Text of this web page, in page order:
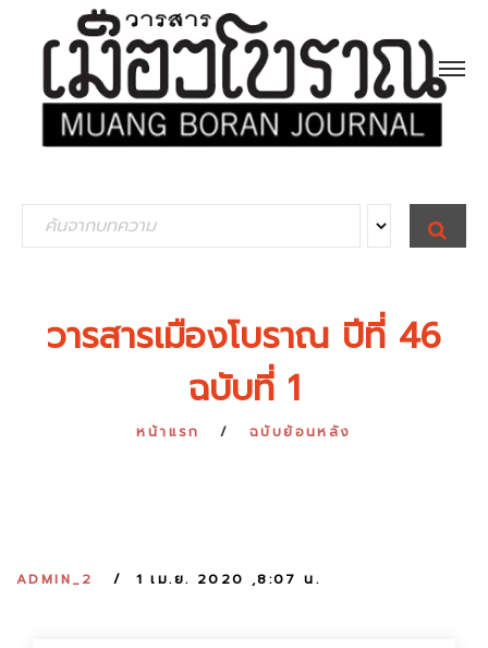
e
S
E
A
วารสารเมืองโบราณ ปีที่ 46
ฉบับที่ 1
หน้าแรก ฉบับย้อนหลัง
ADMIN_2 1 เม.ย. 2020 ,8:07 น.